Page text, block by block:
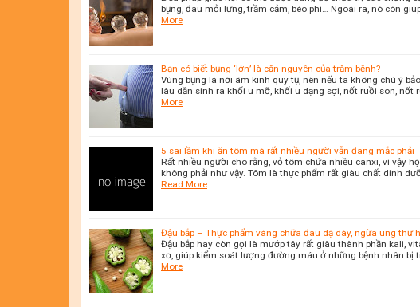
bụng, đau mỏi lưng, trầm cảm, béo phì… Ngoài ra, nó còn
More
Bạn có biết bụng ‘lớn’ là căn nguyên của trăm bệnh?
Vùng bụng là nơi âm kinh quy tụ, nên nếu ta không chú ý
lâu dần sinh ra khối u mỡ, khối u dạng sợi, nốt ruồi son, nốt
More
5 sai lầm khi ăn tôm mà rất nhiều người vẫn đang mắc phải
Rất nhiều người cho rằng, vỏ tôm chứa nhiều canxi, vì vậy
không phải như vậy. Tôm là thực phẩm rất giàu chất dinh
Read More
Đậu bắp – Thực phẩm vàng chữa đau dạ dày, ngừa ung thư
Đậu bắp hay còn gọi là mướp tây rất giàu thành phần kali,
xơ, giúp kiểm soát lượng đường máu ở những bệnh nhân bị
More